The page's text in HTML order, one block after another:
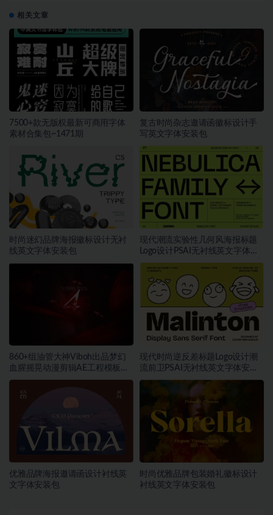
相关文章
7500+款无版权最新可商用字体
素材合集包~1471期
复古时尚杂志邀请函徽标设计手
写英文字体安装包
时尚迷幻品牌海报徽标设计无衬
线英文字体安装包
现代潮流实验性几何风海报标题
Logo设计PSAI无衬线英文字体安
装包
860+组油管大神Viboh出品梦幻
血腥摇晃动漫剪辑AE工程模板预
设叠加视频音效字体素材包
现代时尚逆反差标题Logo设计潮
流前卫PSAI无衬线英文字体安装
包素材
优雅品牌海报邀请函设计衬线英
文字体安装包
时尚优雅品牌包装婚礼徽标设计
衬线英文字体安装包